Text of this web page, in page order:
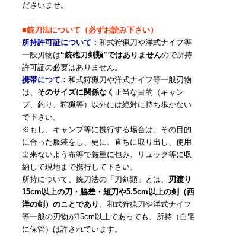
ださいませ。
■銃刀法について（必ずお読み下さい）
所持許可証について： 和式狩猟刀や洋式ナイフ等
一般刃物は“銃砲刀剣類”ではありませんので所持
許可証の必要はありません。
携帯につて： 和式狩猟刀や洋式ナイフ等一般刃物
は、 そのサイズに関係なく 正当な目的（キャン
プ、釣り、狩猟等）以外には絶対に持ち歩かない
で下さい。
※もし、キャンプ等に携行する場合は、その目的
に合った服装をし、更に、直ちに取り出し、使用
出来ないよう布等で厳重に包み、リュック等に収
納して現地まで携行して下さい。
所持について、銃刀法の「刀剣類」とは、 刃渡り
15cm以上の刀・脇差・短刀や5.5cm以上の剣（西
洋の剣）のことであり 、和式狩猟刀や洋式ナイフ
等一般の刃物が15cm以上であっても、所持（自宅
に保管）は許されています。